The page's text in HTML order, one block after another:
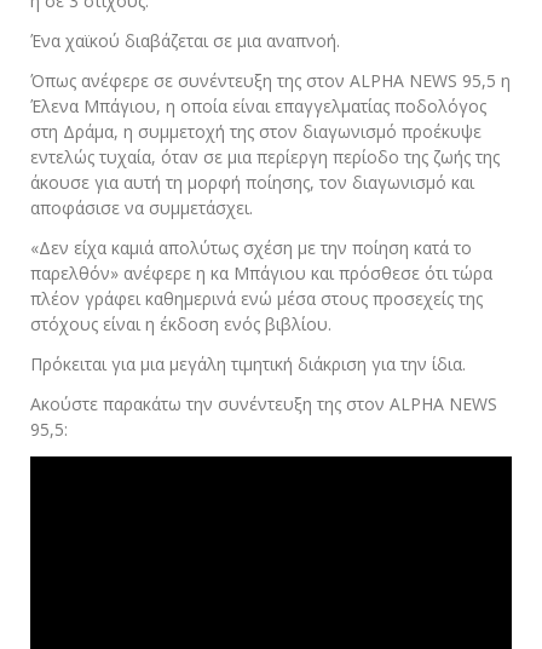
Ένα χαϊκού διαβάζεται σε μια αναπνοή.
Όπως ανέφερε σε συνέντευξη της στον ALPHA NEWS 95,5 η
Έλενα Μπάγιου, η οποία είναι επαγγελματίας ποδολόγος
στη Δράμα, η συμμετοχή της στον διαγωνισμό προέκυψε
εντελώς τυχαία, όταν σε μια περίεργη περίοδο της ζωής της
άκουσε για αυτή τη μορφή ποίησης, τον διαγωνισμό και
αποφάσισε να συμμετάσχει.
«Δεν είχα καμιά απολύτως σχέση με την ποίηση κατά το
παρελθόν» ανέφερε η κα Μπάγιου και πρόσθεσε ότι τώρα
πλέον γράφει καθημερινά ενώ μέσα στους προσεχείς της
στόχους είναι η έκδοση ενός βιβλίου.
Πρόκειται για μια μεγάλη τιμητική διάκριση για την ίδια.
Ακούστε παρακάτω την συνέντευξη της στον ALPHA NEWS
95,5: